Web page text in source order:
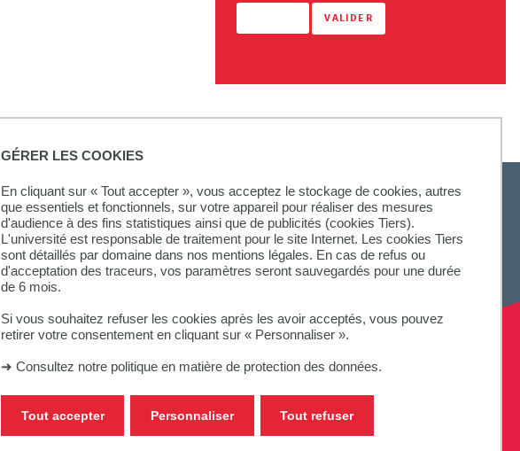
GÉRER LES COOKIES
En cliquant sur « Tout accepter », vous acceptez le stockage de cookies, autres
que essentiels et fonctionnels, sur votre appareil pour réaliser des mesures
d'audience à des fins statistiques ainsi que de publicités (cookies Tiers).
L'université est responsable de traitement pour le site Internet. Les cookies Tiers
sont détaillés par domaine dans nos mentions légales. En cas de refus ou
d'acceptation des traceurs, vos paramètres seront sauvegardés pour une durée
de 6 mois.
Si vous souhaitez refuser les cookies après les avoir acceptés, vous pouvez
retirer votre consentement en cliquant sur « Personnaliser ».
➜ Consultez notre politique en matière de protection des données.
Tout accepter Tout refuser
Personnaliser
SUIVEZ-NOUS